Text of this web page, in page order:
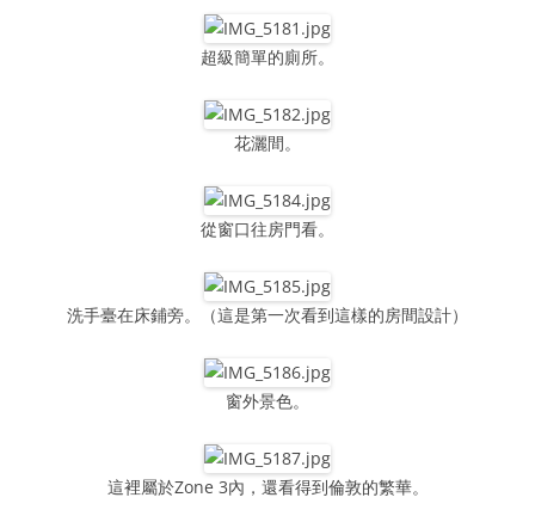
超級簡單的廁所。
花灑間。
從窗口往房門看。
洗手臺在床鋪旁。（這是第一次看到這樣的房間設計）
窗外景色。
這裡屬於Zone 3內，還看得到倫敦的繁華。